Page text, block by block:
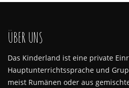
ÜBER UNS
Das Kinderland ist eine private
Hauptunterrichtssprache und
meist Rumänen oder aus